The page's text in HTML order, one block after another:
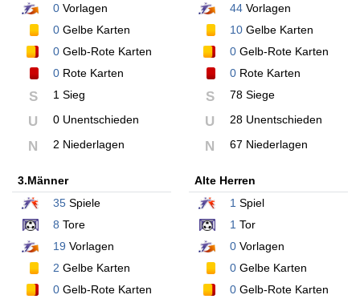
0 Vorlagen
0 Gelbe Karten
0 Gelb-Rote Karten
0 Rote Karten
S 1 Sieg
U 0 Unentschieden
N 2 Niederlagen
44Vorlagen
10Gelbe Karten
0Gelb-Rote Karten
0Rote Karten
S 78 Siege
U 28 Unentschieden
N 67 Niederlagen
3.Männer
35 Spiele
8 Tore
19 Vorlagen
2 Gelbe Karten
0 Gelb-Rote Karten
Alte Herren
1 Spiel
1 Tor
0Vorlagen
0Gelbe Karten
0Gelb-Rote Karten